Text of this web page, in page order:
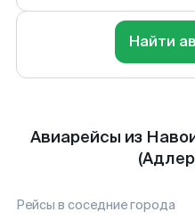
Найти
Авиарейсы из
Рейсы в соседние города